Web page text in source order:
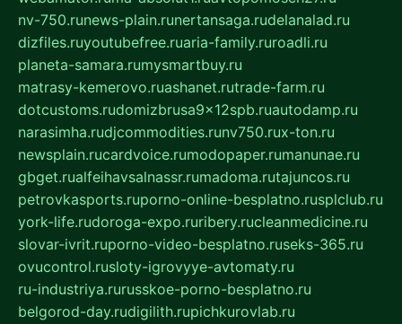
nv-750.runews-plain.runertansaga.rudelanalad.ru
dizfiles.ruyoutubefree.ruaria-family.ruroadli.ru
planeta-samara.rumysmartbuy.ru
matrasy-kemerovo.ruashanet.rutrade-farm.ru
dotcustoms.rudomizbrusa9x12spb.ruautodamp.ru
narasimha.rudjcommodities.runv750.rux-ton.ru
newsplain.rucardvoice.rumodopaper.rumanunae.ru
gbget.rualfeihavsalnassr.rumadoma.rutajuncos.ru
petrovkasports.ruporno-online-besplatno.rusplclub.ru
york-life.rudoroga-expo.ruribery.rucleanmedicine.ru
slovar-ivrit.ruporno-video-besplatno.ruseks-365.ru
ovucontrol.rusloty-igrovyye-avtomaty.ru
ru-industriya.rurusskoe-porno-besplatno.ru
belgorod-day.rudigilith.rupichkurovlab.ru